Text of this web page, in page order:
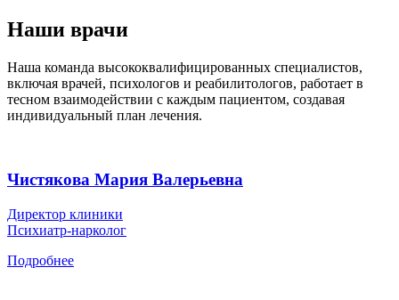
Наши врачи
Наша команда высококвалифицированных специалистов,
включая врачей, психологов и реабилитологов, работает в
тесном взаимодействии с каждым пациентом, создавая
индивидуальный план лечения.
Чистякова Мария Валерьевна
Директор клиники
Психиатр-нарколог
Подробнее